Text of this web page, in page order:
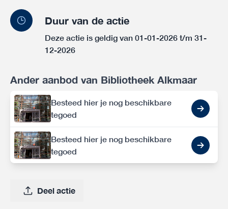
Duur van de actie
Deze actie is geldig van 01-01-2026 t/m 31-
12-2026
Ander aanbod van Bibliotheek Alkmaar
Besteed hier je nog beschikbare
tegoed
Besteed hier je nog beschikbare
tegoed
Deel actie